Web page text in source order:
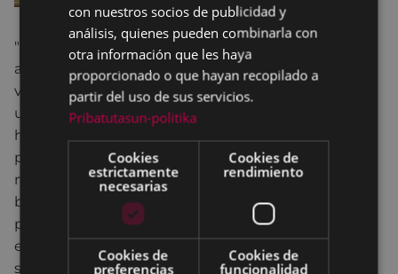
"Un hombre entra al escenario, vacío. Llama a
alguien: ‘¿Antonio?, ¿Antonio?’. Antonio no está. Se
va, dejando una silla con una carpeta encima. Por
uno de los accesos al patio de butacas llega un
hombre más. Y poco después vuelve a entrar el
primero, siendo una persona distinta, ahora es una
mujer. Son de repente otro, u otra, y durante el
breve instante de la metamorfosis -apenas con un
par de pasos, cogiendo un trapo o
encasquetándose una gorra- parecen desaparecer,
ser nadie.
con nuestros socios de publicidad y
análisis, quienes pueden combinarla con
otra información que les haya
proporcionado o que hayan recopilado a
partir del uso de sus servicios.
Pribatutasun-politika
Cookies
estrictamente
necesarias
Cookies de
rendimiento
Cookies de
preferencias
Cookies de
funcionalidad